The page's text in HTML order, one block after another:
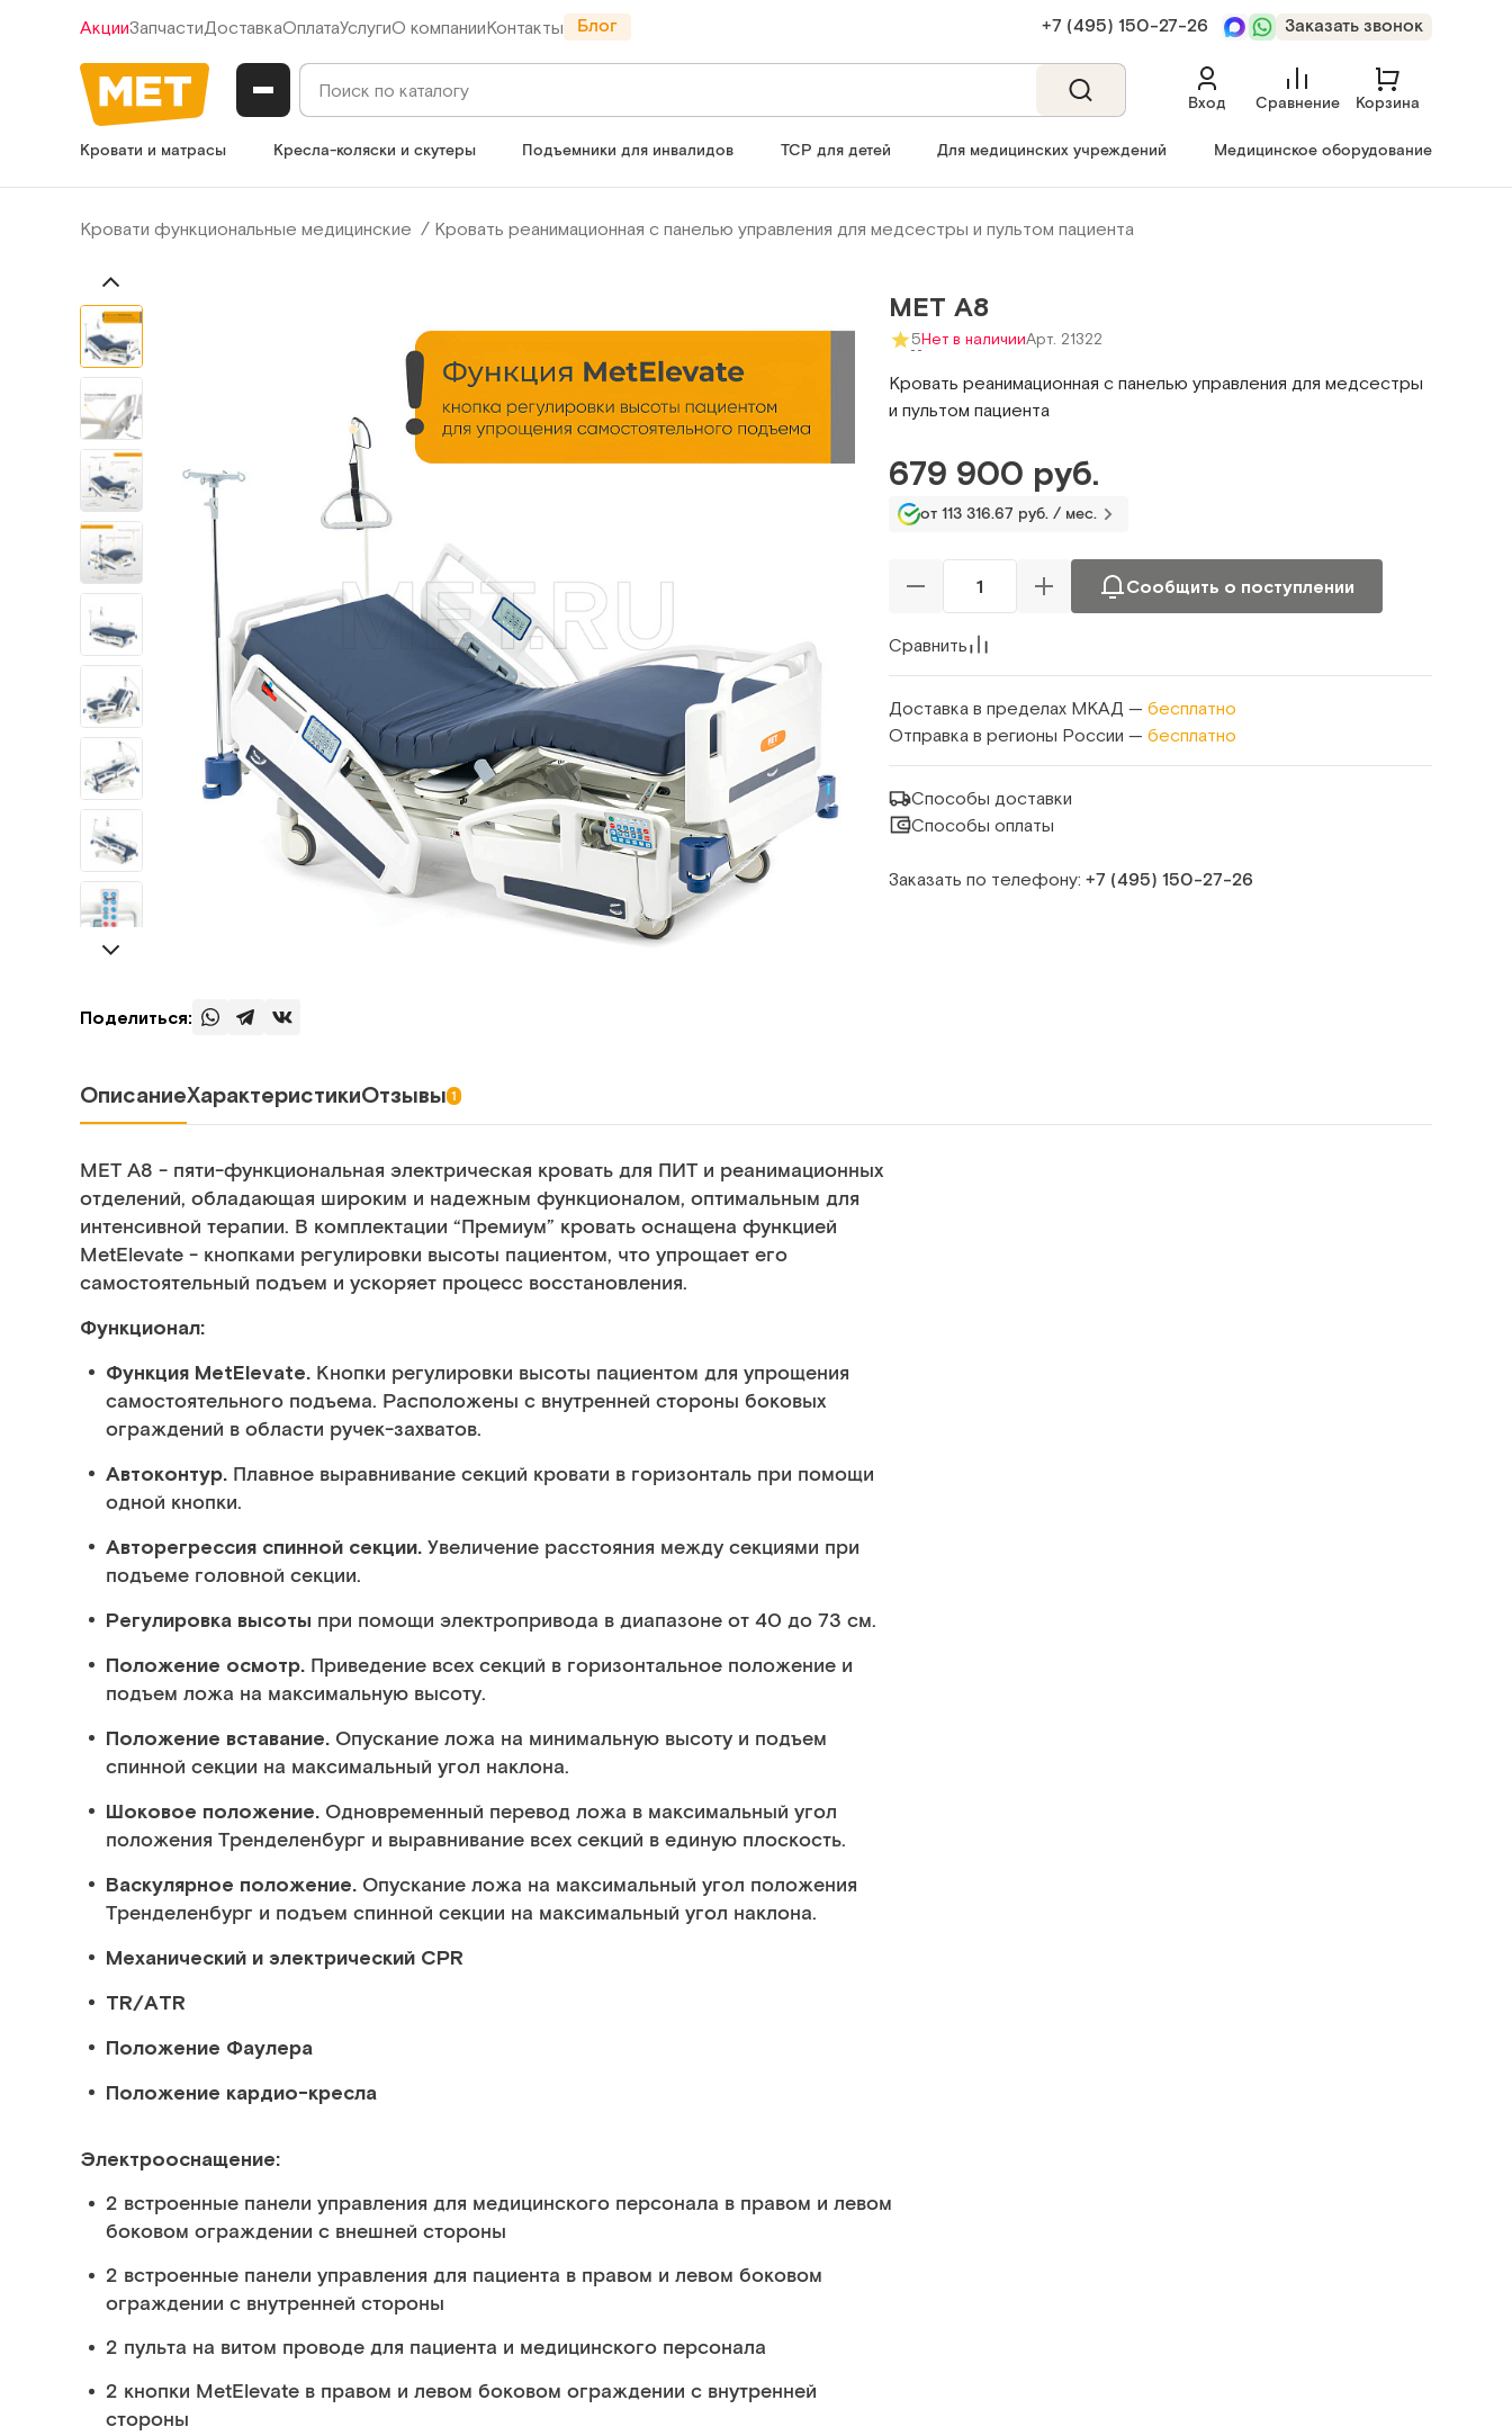
АкцииЗапчастиДоставкаОплатаУслугиО компанииКонтакты Блог +7 (495) 150‑27‑26 Заказать звонок
Вход Сравнение Корзина
Кровати и матрасы Кресла-коляски и скутеры Подъемники для инвалидов ТСР для детей Для медицинских учреждений Медицинское оборудование
Кровати функциональные медицинские Кровать реанимационная с панелью управления для медсестры и пультом пациента
Поделиться:
MET A8
5Нет в наличииАрт. 21322
Кровать реанимационная с панелью управления для медсестры
и пультом пациента
679 900 руб.
от 113 316.67 руб. / мес.
Сообщить о поступлении
Сравнить
Доставка в пределах МКАД — бесплатно
Отправка в регионы России — бесплатно
Способы доставки
Способы оплаты
Заказать по телефону: +7 (495) 150‑27‑26
ОписаниеХарактеристикиОтзывы 1
MET A8 - пяти-функциональная электрическая кровать для ПИТ и реанимационных
отделений, обладающая широким и надежным функционалом, оптимальным для
интенсивной терапии. В комплектации “Премиум” кровать оснащена функцией
MetElevate - кнопками регулировки высоты пациентом, что упрощает его
самостоятельный подъем и ускоряет процесс восстановления.
Функционал:
Функция MetElevate. Кнопки регулировки высоты пациентом для упрощения
самостоятельного подъема. Расположены с внутренней стороны боковых
ограждений в области ручек-захватов.
Автоконтур. Плавное выравнивание секций кровати в горизонталь при помощи
одной кнопки.
Авторегрессия спинной секции. Увеличение расстояния между секциями при
подъеме головной секции.
Регулировка высоты при помощи электропривода в диапазоне от 40 до 73 см.
Положение осмотр. Приведение всех секций в горизонтальное положение и
подъем ложа на максимальную высоту.
Положение вставание. Опускание ложа на минимальную высоту и подъем
спинной секции на максимальный угол наклона.
Шоковое положение. Одновременный перевод ложа в максимальный угол
положения Тренделенбург и выравнивание всех секций в единую плоскость.
Васкулярное положение. Опускание ложа на максимальный угол положения
Тренделенбург и подъем спинной секции на максимальный угол наклона.
Механический и электрический CPR
TR/ATR
Положение Фаулера
Положение кардио-кресла
Электрооснащение:
2 встроенные панели управления для медицинского персонала в правом и левом
боковом ограждении с внешней стороны
2 встроенные панели управления для пациента в правом и левом боковом
ограждении с внутренней стороны
2 пульта на витом проводе для пациента и медицинского персонала
2 кнопки MetElevate в правом и левом боковом ограждении с внутренней
стороны